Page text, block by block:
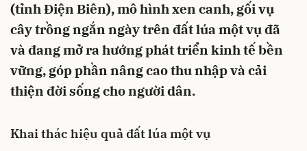
(tỉnh Điện Biên), mô hình xen canh, gối vụ
cây trồng ngắn ngày trên đất lúa một vụ đã
và đang mở ra hướng phát triển kinh tế bền
vững, góp phần nâng cao thu nhập và cải
thiện đời sống cho người dân.
Khai thác hiệu quả đất lúa một vụ